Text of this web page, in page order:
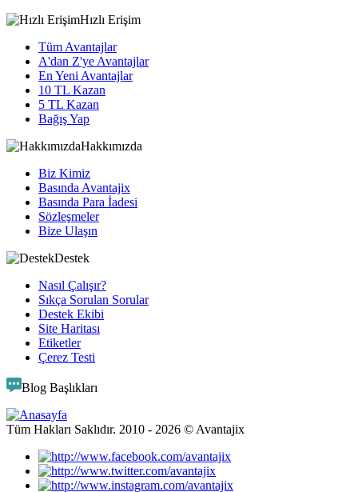
Hızlı Erişim
Tüm Avantajlar
A'dan Z'ye Avantajlar
En Yeni Avantajlar
10 TL Kazan
5 TL Kazan
Bağış Yap
Hakkımızda
Biz Kimiz
Basında Avantajix
Basında Para İadesi
Sözleşmeler
Bize Ulaşın
Destek
Nasıl Çalışır?
Sıkça Sorulan Sorular
Destek Ekibi
Site Haritası
Etiketler
Çerez Testi
Blog Başlıkları
Tüm Hakları Saklıdır. 2010 - 2026 © Avantajix